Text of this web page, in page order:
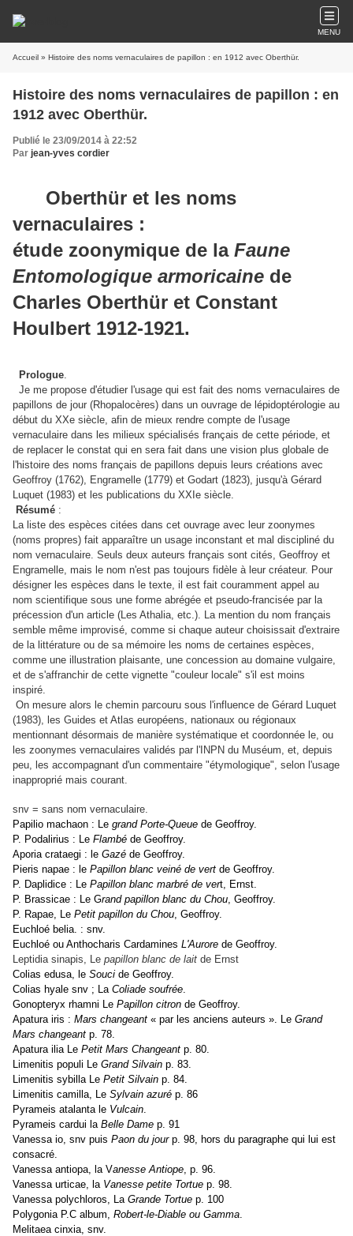
MENU
Accueil » Histoire des noms vernaculaires de papillon : en 1912 avec Oberthür.
Histoire des noms vernaculaires de papillon : en
1912 avec Oberthür.
Publié le 23/09/2014 à 22:52
Par jean-yves cordier
Oberthür et les noms
vernaculaires :
étude zoonymique de la Faune
Entomologique armoricaine de
Charles Oberthür et Constant
Houlbert 1912-1921.
Prologue.
Je me propose d'étudier l'usage qui est fait des noms vernaculaires de
papillons de jour (Rhopalocères) dans un ouvrage de lépidoptérologie au
début du XXe siècle, afin de mieux rendre compte de l'usage
vernaculaire dans les milieux spécialisés français de cette période, et
de replacer le constat qui en sera fait dans une vision plus globale de
l'histoire des noms français de papillons depuis leurs créations avec
Geoffroy (1762), Engramelle (1779) et Godart (1823), jusqu'à Gérard
Luquet (1983) et les publications du XXIe siècle.
Résumé :
La liste des espèces citées dans cet ouvrage avec leur zoonymes
(noms propres) fait apparaître un usage inconstant et mal discipliné du
nom vernaculaire. Seuls deux auteurs français sont cités, Geoffroy et
Engramelle, mais le nom n'est pas toujours fidèle à leur créateur. Pour
désigner les espèces dans le texte, il est fait couramment appel au
nom scientifique sous une forme abrégée et pseudo-francisée par la
précession d'un article (Les Athalia, etc.). La mention du nom français
semble même improvisé, comme si chaque auteur choisissait d'extraire
de la littérature ou de sa mémoire les noms de certaines espèces,
comme une illustration plaisante, une concession au domaine vulgaire,
et de s'affranchir de cette vignette "couleur locale" s'il est moins
inspiré.
On mesure alors le chemin parcouru sous l'influence de Gérard Luquet
(1983), les Guides et Atlas européens, nationaux ou régionaux
mentionnant désormais de manière systématique et coordonnée le, ou
les zoonymes vernaculaires validés par l'INPN du Muséum, et, depuis
peu, les accompagnant d'un commentaire "étymologique", selon l'usage
inapproprié mais courant.
snv = sans nom vernaculaire.
Papilio machaon : Le grand Porte-Queue de Geoffroy.
P. Podalirius : Le Flambé de Geoffroy.
Aporia crataegi : le Gazé de Geoffroy.
Pieris napae : le Papillon blanc veiné de vert de Geoffroy.
P. Daplidice : Le Papillon blanc marbré de vert, Ernst.
P. Brassicae : Le Grand papillon blanc du Chou, Geoffroy.
P. Rapae, Le Petit papillon du Chou, Geoffroy.
Euchloé belia. : snv.
Euchloé ou Anthocharis Cardamines L'Aurore de Geoffroy.
Leptidia sinapis, Le papillon blanc de lait de Ernst
Colias edusa, le Souci de Geoffroy.
Colias hyale snv ; La Coliade soufrée.
Gonopteryx rhamni Le Papillon citron de Geoffroy.
Apatura iris : Mars changeant « par les anciens auteurs ». Le Grand
Mars changeant p. 78.
Apatura ilia Le Petit Mars Changeant p. 80.
Limenitis populi Le Grand Silvain p. 83.
Limenitis sybilla Le Petit Silvain p. 84.
Limenitis camilla, Le Sylvain azuré p. 86
Pyrameis atalanta le Vulcain.
Pyrameis cardui la Belle Dame p. 91
Vanessa io, snv puis Paon du jourp. 98, hors du paragraphe qui lui est
consacré.
Vanessa antiopa, la Vanesse Antiope, p. 96.
Vanessa urticae, la Vanesse petite Tortue p. 98.
Vanessa polychloros, La Grande Tortue p. 100
Polygonia P.C album, Robert-le-Diable ou Gamma.
Melitaea cinxia, snv.